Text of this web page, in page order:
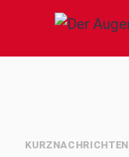
springen
KURZNACHRICHTEN